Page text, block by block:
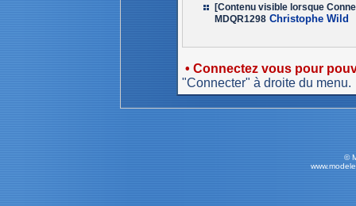
[Contenu visible lorsque
MDQR1298 Christophe Wild
• Connectez vous pour
"Connecter" à droite du menu.
©